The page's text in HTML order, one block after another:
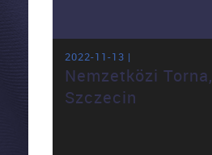
2022-11-13 |
Nemzetközi Torna,
Szczecin